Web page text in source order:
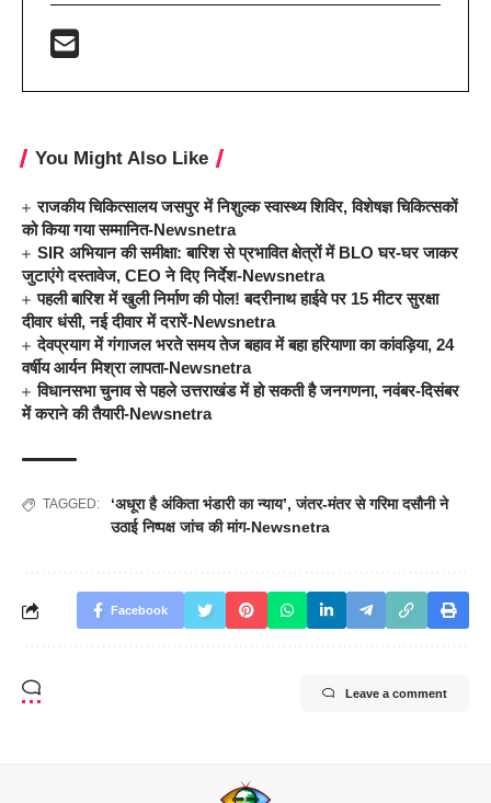
You Might Also Like
राजकीय चिकित्सालय जसपुर में निशुल्क स्वास्थ्य शिविर, विशेषज्ञ चिकित्सकों
को किया गया सम्मानित-Newsnetra
SIR अभियान की समीक्षा: बारिश से प्रभावित क्षेत्रों में BLO घर-घर जाकर
जुटाएंगे दस्तावेज, CEO ने दिए निर्देश-Newsnetra
पहली बारिश में खुली निर्माण की पोल! बदरीनाथ हाईवे पर 15 मीटर सुरक्षा
दीवार धंसी, नई दीवार में दरारें-Newsnetra
देवप्रयाग में गंगाजल भरते समय तेज बहाव में बहा हरियाणा का कांवड़िया, 24
वर्षीय आर्यन मिश्रा लापता-Newsnetra
विधानसभा चुनाव से पहले उत्तराखंड में हो सकती है जनगणना, नवंबर-दिसंबर
में कराने की तैयारी-Newsnetra
TAGGED: ‘अधूरा है अंकिता भंडारी का न्याय’,जंतर-मंतर से गरिमा दसौनी ने
उठाई निष्पक्ष जांच की मांग-Newsnetra
Facebook
Leave a comment